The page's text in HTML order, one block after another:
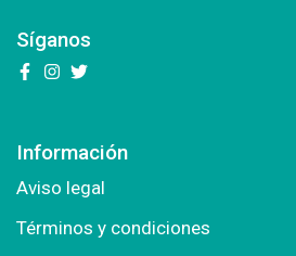
Síganos
Información
Aviso legal
Términos y condiciones